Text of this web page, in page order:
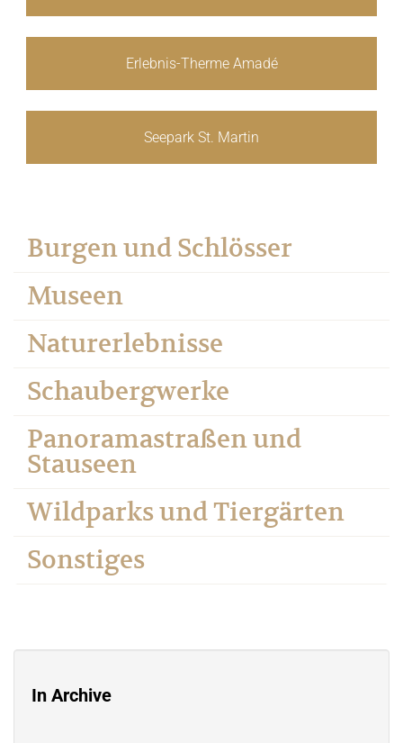
Erlebnis-Therme Amadé
Seepark St. Martin
Burgen und Schlösser
Museen
Naturerlebnisse
Schaubergwerke
Panoramastraßen und
Stauseen
Wildparks und Tiergärten
Sonstiges
In Archive